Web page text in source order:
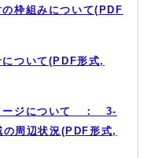
枠組みについて(PDF
ついて(PDF形式,
ージについて ： 3-
周辺状況(PDF形式,